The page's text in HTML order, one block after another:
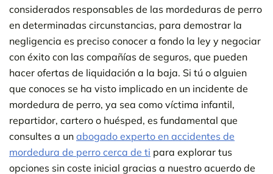
considerados responsables de las mordeduras de perro
en determinadas circunstancias, para demostrar la
negligencia es preciso conocer a fondo la ley y negociar
con éxito con las compañías de seguros, que pueden
hacer ofertas de liquidación a la baja. Si tú o alguien
que conoces se ha visto implicado en un incidente de
mordedura de perro, ya sea como víctima infantil,
repartidor, cartero o huésped, es fundamental que
consultes a un abogado experto en accidentes de
mordedura de perro cerca de ti para explorar tus
opciones sin coste inicial gracias a nuestro acuerdo de